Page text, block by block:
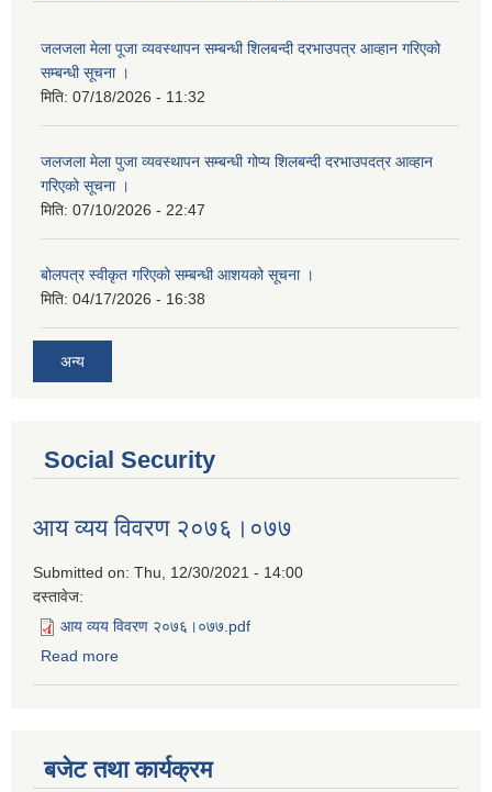
जलजला मेला पूजा व्यवस्थापन सम्बन्धी शिलबन्दी दरभाउपत्र आव्हान गरिएको
सम्बन्धी सूचना ।
मिति: 07/18/2026 - 11:32
जलजला मेला पुजा व्यवस्थापन सम्बन्धी गोप्य शिलबन्दी दरभाउपदत्र आव्हान
गरिएको सूचना ।
मिति: 07/10/2026 - 22:47
बोलपत्र स्वीकृत गरिएको सम्बन्धी आशयको सूचना ।
मिति: 04/17/2026 - 16:38
अन्य
Social Security
आय व्यय विवरण २०७६।०७७
Submitted on: Thu, 12/30/2021 - 14:00
दस्तावेज:
आय व्यय विवरण २०७६।०७७.pdf
Read more
बजेट तथा कार्यक्रम